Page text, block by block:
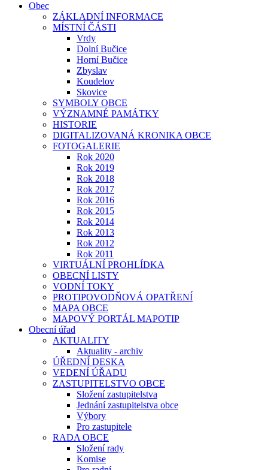
Obec
ZÁKLADNÍ INFORMACE
MÍSTNÍ ČÁSTI
Vrdy
Dolní Bučice
Horní Bučice
Zbyslav
Koudelov
Skovice
SYMBOLY OBCE
VÝZNAMNÉ PAMÁTKY
HISTORIE
DIGITALIZOVANÁ KRONIKA OBCE
FOTOGALERIE
Rok 2020
Rok 2019
Rok 2018
Rok 2017
Rok 2016
Rok 2015
Rok 2014
Rok 2013
Rok 2012
Rok 2011
VIRTUÁLNÍ PROHLÍDKA
OBECNÍ LISTY
VODNÍ TOKY
PROTIPOVODŇOVÁ OPATŘENÍ
MAPA OBCE
MAPOVÝ PORTÁL MAPOTIP
Obecní úřad
AKTUALITY
Aktuality - archiv
ÚŘEDNÍ DESKA
VEDENÍ ÚŘADU
ZASTUPITELSTVO OBCE
Složení zastupitelstva
Jednání zastupitelstva obce
Výbory
Pro zastupitele
RADA OBCE
Složení rady
Komise